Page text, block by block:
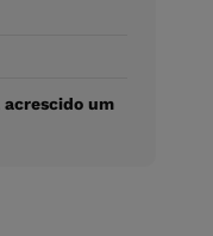
um